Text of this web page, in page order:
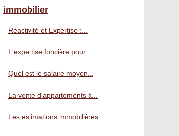
immobilier
Réactivité et Expertise :...
L'expertise foncière pour...
Quel est le salaire moyen...
La vente d'appartements à...
Les estimations immobilières...